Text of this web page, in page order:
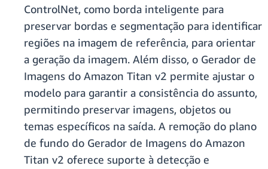
ControlNet, como borda inteligente para
preservar bordas e segmentação para identificar
regiões na imagem de referência, para orientar
a geração da imagem. Além disso, o Gerador de
Imagens do Amazon Titan v2 permite ajustar o
modelo para garantir a consistência do assunto,
permitindo preservar imagens, objetos ou
temas específicos na saída. A remoção do plano
de fundo do Gerador de Imagens do Amazon
Titan v2 oferece suporte à detecção e